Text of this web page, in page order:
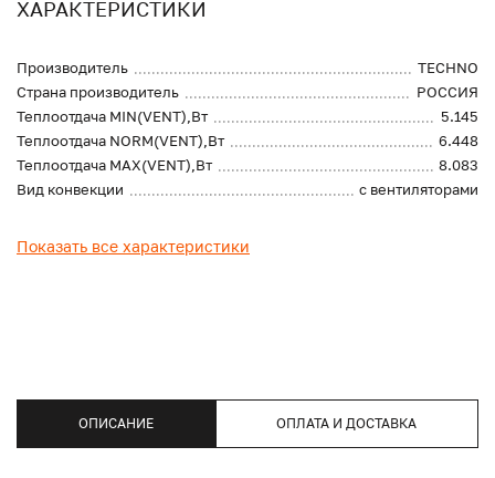
ХАРАКТЕРИСТИКИ
Производитель
TECHNO
Страна производитель
РОССИЯ
Теплоотдача MIN(VENT),Вт
5.145
Теплоотдача NORM(VENT),Вт
6.448
Теплоотдача MAX(VENT),Вт
8.083
Вид конвекции
с вентиляторами
Показать все характеристики
ОПИСАНИЕ ОПЛАТА И ДОСТАВКА